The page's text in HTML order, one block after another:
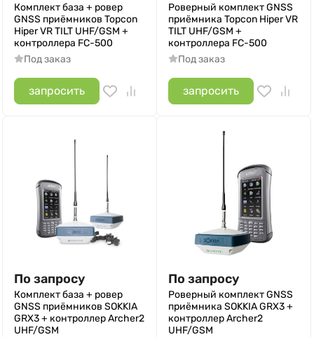
Комплект база + ровер
GNSS приёмников Topcon
Hiper VR TILT UHF/GSM +
контроллера FC-500
Под заказ
запросить
Роверный комплект GNSS
приёмника Topcon Hiper VR
TILT UHF/GSM +
контроллера FC-500
Под заказ
запросить
По запросу
Комплект база + ровер
GNSS приёмников SOKKIA
GRX3 + контроллер Archer2
UHF/GSM
По запросу
Роверный комплект GNSS
приёмника SOKKIA GRX3 +
контроллер Archer2
UHF/GSM